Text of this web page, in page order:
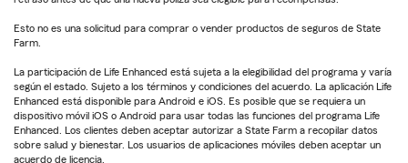
Esto no es una solicitud para comprar o vender productos de seguros de State
Farm.
La participación de Life Enhanced está sujeta a la elegibilidad del programa y varía
según el estado. Sujeto a los términos y condiciones del acuerdo. La aplicación Life
Enhanced está disponible para Android e iOS. Es posible que se requiera un
dispositivo móvil iOS o Android para usar todas las funciones del programa Life
Enhanced. Los clientes deben aceptar autorizar a State Farm a recopilar datos
sobre salud y bienestar. Los usuarios de aplicaciones móviles deben aceptar un
acuerdo de licencia.